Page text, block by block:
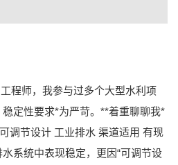
程师，我参与过多个大型水利项
定性要求*为严苛。**着重聊聊我*
调节设计 工业排水 渠道适用 有现
系统中表现稳定，更因“可调节设